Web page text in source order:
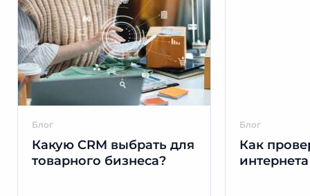
Блог
Какую CRM выбрать для
товарного бизнеса?
Блог
Как
интернета